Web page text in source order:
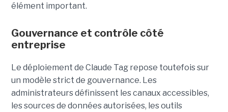
élément important.
Gouvernance et contrôle côté
entreprise
Le déploiement de Claude Tag repose toutefois sur
un modèle strict de gouvernance. Les
administrateurs définissent les canaux accessibles,
les sources de données autorisées, les outils